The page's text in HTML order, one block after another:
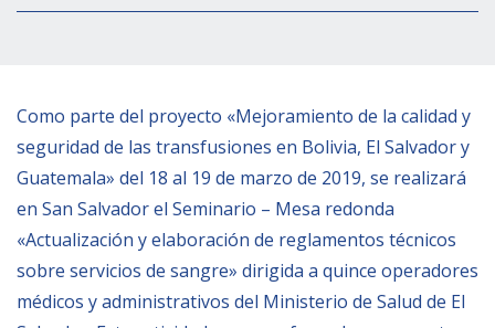
Empoderamiento socio-económico
EL PAcCTO
EUROFRONT
COPOLAD III
AL-INVEST Verde
MEDIOS
Como parte del proyecto «Mejoramiento de la calidad y
seguridad de las transfusiones en Bolivia, El Salvador y
Guatemala» del 18 al 19 de marzo de 2019, se realizar
en San Salvador el Seminario – Mesa redonda
«Actualización y elaboración de reglamentos técnicos
sobre servicios de sangre» dirigida a quince operadores
médicos y administrativos del Ministerio de Salud de El